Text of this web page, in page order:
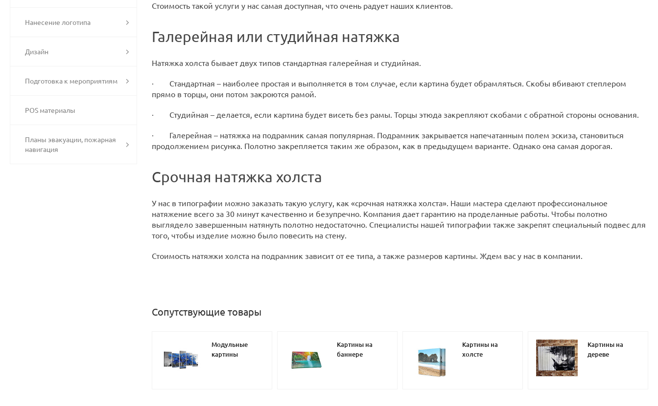
Нанесение логотипа
Дизайн
Подготовка к мероприятиям
POS материалы
Планы эвакуации, пожарная
навигация
Стоимость такой услуги у нас самая доступная, что очень радует наших клиентов.
Галерейная или студийная натяжка
Натяжка холста бывает двух типов стандартная галерейная и студийная.
· Стандартная – наиболее простая и выполняется в том случае, если картина будет обрамляться. Скобы вбивают степлером
прямо в торцы, они потом закроются рамой.
· Студийная – делается, если картина будет висеть без рамы. Торцы этюда закрепляют скобами с обратной стороны основания.
· Галерейная – натяжка на подрамник самая популярная. Подрамник закрывается напечатанным полем эскиза, становиться
продолжением рисунка. Полотно закрепляется таким же образом, как в предыдущем варианте. Однако она самая дорогая.
Срочная натяжка холста
У нас в типографии можно заказать такую услугу, как «срочная натяжка холста». Наши мастера сделают профессиональное
натяжение всего за 30 минут качественно и безупречно. Компания дает гарантию на проделанные работы. Чтобы полотно
выглядело завершенным натянуть полотно недостаточно. Специалисты нашей типографии также закрепят специальный подвес для
того, чтобы изделие можно было повесить на стену.
Стоимость натяжки холста на подрамник зависит от ее типа, а также размеров картины. Ждем вас у нас в компании.
Сопутствующие товары
Модульные
картины
Картины на
баннере
Картины на
холсте
Картины на
дереве